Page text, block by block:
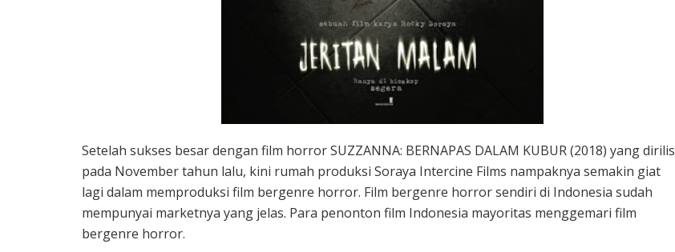
Setelah sukses besar dengan film horror SUZZANNA: BERNAPAS DALAM KUBUR (2018) yang dirilis
pada November tahun lalu, kini rumah produksi Soraya Intercine Films nampaknya semakin giat
lagi dalam memproduksi film bergenre horror. Film bergenre horror sendiri di Indonesia sudah
mempunyai marketnya yang jelas. Para penonton film Indonesia mayoritas menggemari film
bergenre horror.